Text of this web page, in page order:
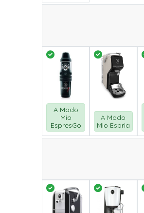
A Modo
Mio
EspresGo
A Modo
Mio Espria